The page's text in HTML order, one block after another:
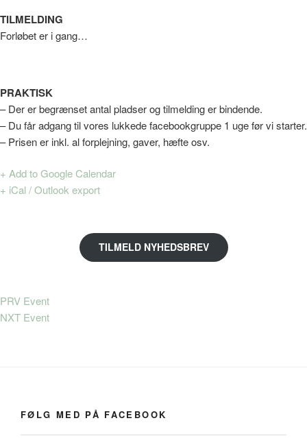
TILMELDING
Forløbet er i gang…
PRAKTISK
– Der er begrænset antal pladser og tilmelding er bindende.
– Du får adgang til vores lukkede facebookgruppe 1 uge før vi starter.
– Prisen er inkl. al forplejning, gaver, hæfte osv.
+ Add to Google Calendar
+ iCal / Outlook export
TILMELD NYHEDSBREV
PRV Event
NXT Event
FØLG MED PÅ FACEBOOK